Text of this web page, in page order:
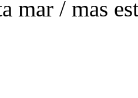
mar / mas